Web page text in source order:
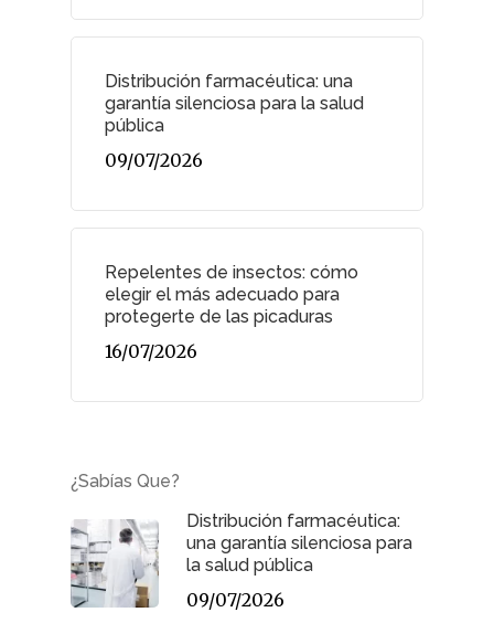
Distribución farmacéutica: una
garantía silenciosa para la salud
pública
09/07/2026
Repelentes de insectos: cómo
elegir el más adecuado para
protegerte de las picaduras
16/07/2026
¿Sabías Que?
Distribución farmacéutica:
una garantía silenciosa para
la salud pública
09/07/2026